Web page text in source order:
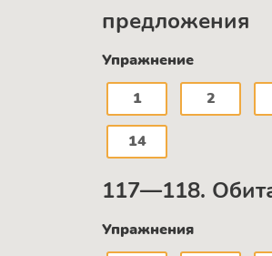
предложения
Упражнение
1
2
14
117—118.
Упражнения